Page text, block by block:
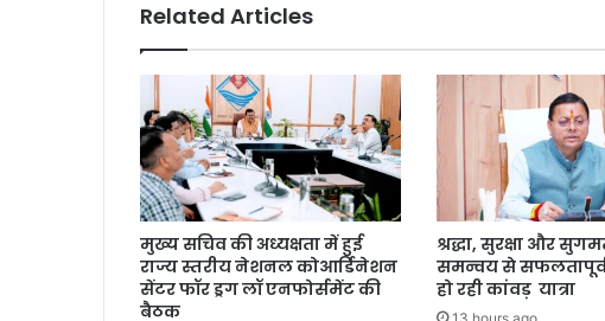
Related Articles
मुख्य सचिव की अध्यक्षता में हुई
राज्य स्तरीय नेशनल कोआर्डिनेशन
सेंटर फॉर ड्रग लॉ एनफोर्समेंट की
बैठक
श्रद्धा, सुरक्षा और
समन्वय से
हो रही कांवड़ यात्रा